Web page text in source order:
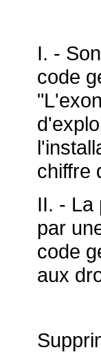
I. -
code
chiffre
II. - La
par
code
aux